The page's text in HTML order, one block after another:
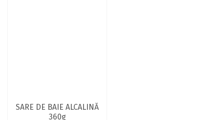
SARE DE BAIE ALCALINĂ
360g